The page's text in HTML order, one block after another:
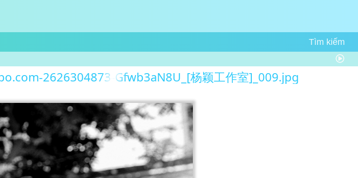
2626304873-Gfwb3aN8U_[杨颖工作室]_009.jpg